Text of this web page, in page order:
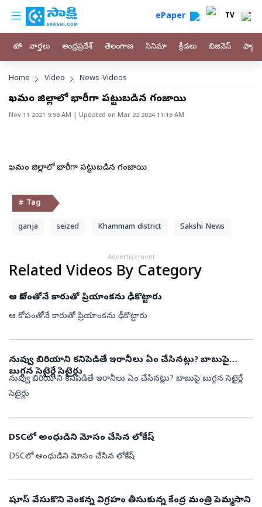
Skip to main content
custom menu ePaper TV
హోం వార్తలు ఆంధ్రప్రదేశ్ తెలంగాణ సినిమా క్రీడలు బిజినెస్
Breadcrumb
Home Video News-Videos
ఖమ్మం జిల్లాలో భారీగా పట్టుబడిన గంజాయి
Nov 11 2021 9:56 AM | Updated on Mar 22 2024 11:15 AM
ఖమ్మం జిల్లాలో భారీగా పట్టుబడిన గంజాయి
# Tag
ganja seized Khammam district Sakshi News
Advertisement
Related Videos By Category
ఆ కోపంతోనే కారుతో ప్రియాంకను ఢీకొట్టారు
ఆ కోపంతోనే కారుతో ప్రియాంకను ఢీకొట్టారు
నువ్వు బిరియాని కనిపెడితే ఇరానీలు ఏం చేసినట్లు? బాబుపై
బుగ్గన సెటైర్లే సెటైర్లు
నువ్వు బిరియాని కనిపెడితే ఇరానీలు ఏం చేసినట్లు? బాబుపై బుగ్గన సెటైర్లే
సెటైర్లు
DSCలో అంధుడిని మోసం చేసిన లోకేష్
DSCలో అంధుడిని మోసం చేసిన లోకేష్
షూస్ వేసుకొని వెంకన్న విగ్రహం తీసుకున్న కేంద్ర మంత్రి పెమ్మసాని